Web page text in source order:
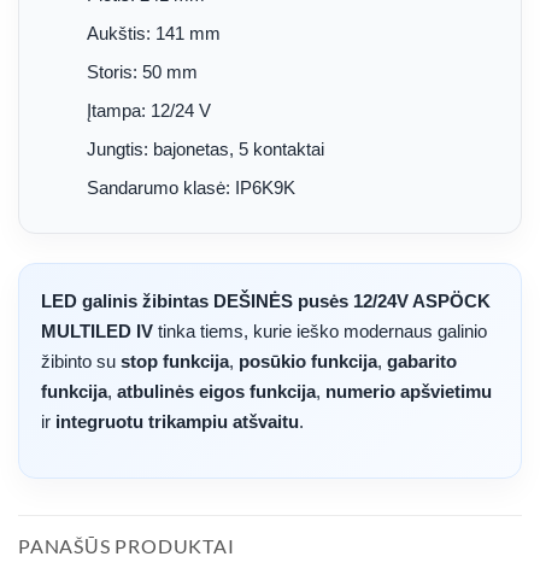
Aukštis: 141 mm
Storis: 50 mm
Įtampa: 12/24 V
Jungtis: bajonetas, 5 kontaktai
Sandarumo klasė: IP6K9K
LED galinis žibintas DEŠINĖS pusės 12/24V ASPÖCK
MULTILED IV tinka tiems, kurie ieško modernaus galinio
žibinto su stop funkcija, posūkio funkcija, gabarito
funkcija, atbulinės eigos funkcija, numerio apšvietimu
ir integruotu trikampiu atšvaitu.
PANAŠŪS PRODUKTAI